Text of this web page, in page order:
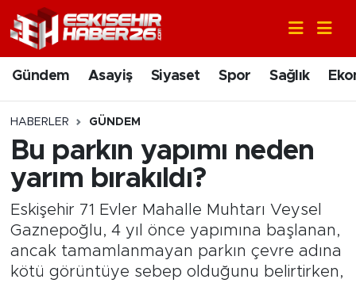
Gündem Asayiş Siyaset Spor Sağlık
HABERLER GÜNDEM
Bu parkın yapımı neden
yarım bırakıldı?
Eskişehir 71 Evler Mahalle Muhtarı Veysel
Gaznepoğlu, 4 yıl önce yapımına başlanan,
ancak tamamlanmayan parkın çevre adına
kötü görüntüye sebep olduğunu belirtirken,
Gündem
Asayiş
Spor
Sağlık
Nöbetçi Eczaneler
Hava Durumu
Trafik Durumu
Süper Lig Puan Durumu ve Fikstür
Tüm Manşetler
Son Dakika Haberleri